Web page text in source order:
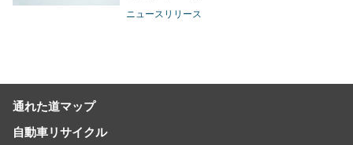
ニュースリリース
通れた道マップ
自動車リサイクル